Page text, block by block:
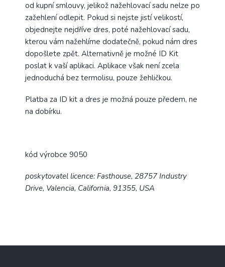
od kupní smlouvy, jelikož nažehlovací sadu nelze po
zažehlení odlepit. Pokud si nejste jistí velikostí,
objednejte nejdříve dres, poté nažehlovací sadu,
kterou vám nažehlíme dodatečně, pokud nám dres
dopošlete zpět. Alternativně je možné ID Kit
poslat k vaší aplikaci. Aplikace však není zcela
jednoduchá bez termolisu, pouze žehličkou.
Platba za ID kit a dres je možná pouze předem, ne
na dobírku.
kód výrobce 9050
poskytovatel licence: Fasthouse, 28757 Industry
Drive, Valencia, California, 91355, USA